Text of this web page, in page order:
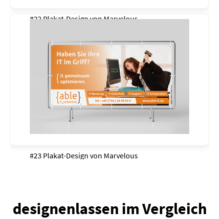
#22 Plakat-Design vonMarvelous
#23 Plakat-Design von Marvelous
designenlassen im Vergleich